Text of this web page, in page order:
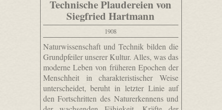
Technische Plaudereien von
Siegfried Hartmann
1908
Naturwissenschaft und Technik bilden die
Grundpfeiler unserer Kultur. Alles, was das
moderne Leben von früheren Epochen der
Menschheit in charakteristischer Weise
unterscheidet, beruht in letzter Linie auf
den Fortschritten des Naturerkennens und